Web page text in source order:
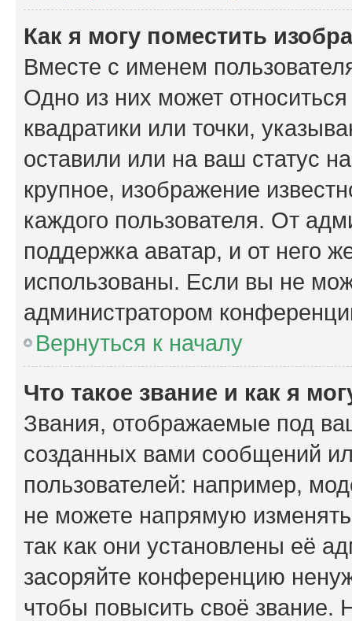
Как я могу поместить
Вместе с именем
Одно из них может
квадратики или точки,
оставили или на ваш статус
крупное, изображение
каждого пользователя. От
поддержка аватар, и от него
использованы. Если вы не
администратором
Вернуться к началу
Что такое звание и как я
Звания, отображаемые под
созданных вами сообщений
пользователей: например,
не можете напрямую
так как они установлены её
засоряйте конференцию
чтобы повысить своё звание.